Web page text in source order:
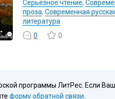
Серьезное чтение,
проза, Современная
литература
0
0
программы ЛитРес. Если
форму обратной связи